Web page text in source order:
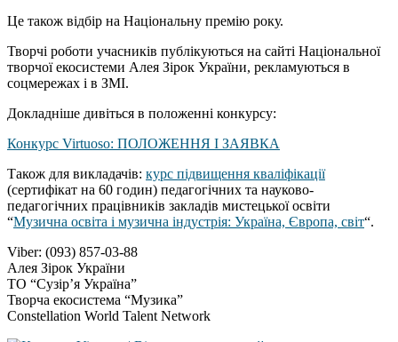
Це також відбір на Національну премію року.
Творчі роботи учасників публікуються на сайті Національної
творчої екосистеми Алея Зірок України, рекламуються в
соцмережах і в ЗМІ.
Докладніше дивіться в положенні конкурсу:
Конкурс Virtuoso: ПОЛОЖЕННЯ І ЗАЯВКА
Також для викладачів: курс підвищення кваліфікації
(сертифікат на 60 годин) педагогічних та науково-
педагогічних працівників закладів мистецької освіти
“Музична освіта і музична індустрія: Україна, Європа, світ“.
Viber: (093) 857-03-88
Алея Зірок України
ТО “Сузір’я Україна”
Творча екосистема “Музика”
Constellation World Talent Network